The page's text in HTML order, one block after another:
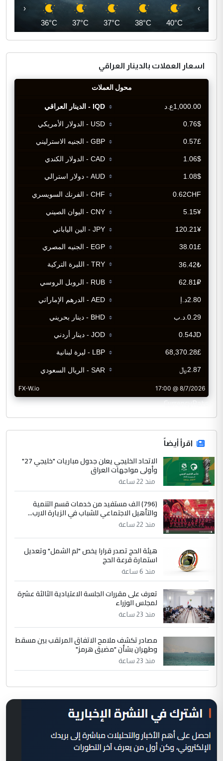
40°C
38°C
37°C
37°C
36°C
‹ ›
اسعار العملات بالدينار العراقي
CurrencyRate
اقرأ أيضاً
الاتحاد الخليجي يعلن جدول مباريات "خليجي 27"
وأولى مواجهات العراق
منذ 22 ساعة
(796) الف مستفيد من خدمات قسم التنمية
والتأهيل الاجتماعي للشباب في الزيارة الارب...
منذ 22 ساعة
هيئة الحج تصدر قرارا يخص "لم الشمل" وتعديل
استمارة قرعة الحج
منذ 6 ساعة
تعرف على مقررات الجلسة الاعتيادية الثالثة عشرة
لمجلس الوزراء
منذ 23 ساعة
مصادر تكشف ملامح الاتفاق المرتقب بين مسقط
وطهران بشأن "مضيق هرمز"
منذ 23 ساعة